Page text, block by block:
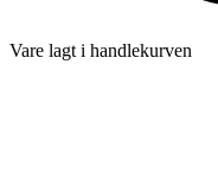
Vare lagt i handlekurven